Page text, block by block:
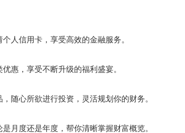
人信用卡，享受高效的金融服务。
惠，享受不断升级的福利盛宴。
随心所欲进行投资，灵活规划你的财务。
月度还是年度，帮你清晰掌握财富概览。